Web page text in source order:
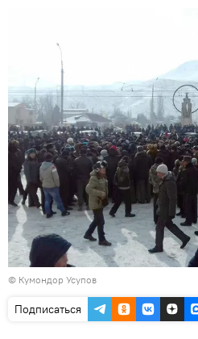
© Кумондор Усупов
Подписаться